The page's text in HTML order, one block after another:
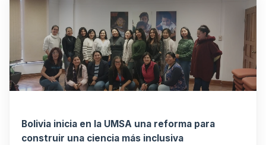
Bolivia inicia en la UMSA una reforma para
construir una ciencia más inclusiva